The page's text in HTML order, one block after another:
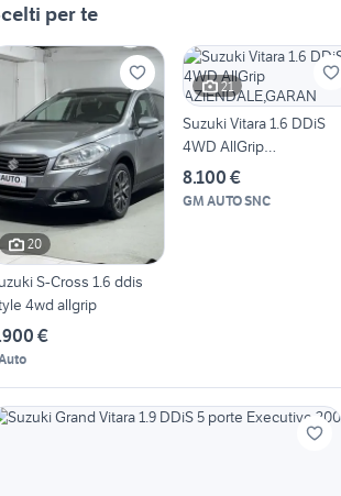
per te
20
S-Cross 1.6 ddis
4wd allgrip
€
21
Suzuki Vitara 1.6 DDiS
4WD AllGrip
AZIENDALE,GARAN
8.100 €
GM AUTO SNC